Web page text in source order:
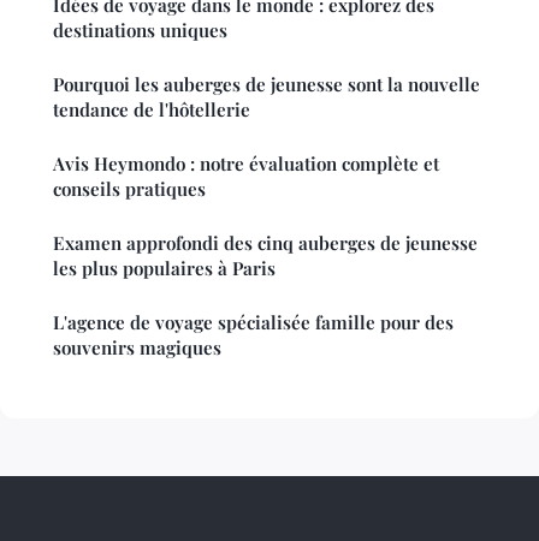
Idées de voyage dans le monde : explorez des
destinations uniques
Pourquoi les auberges de jeunesse sont la nouvelle
tendance de l'hôtellerie
Avis Heymondo : notre évaluation complète et
conseils pratiques
Examen approfondi des cinq auberges de jeunesse
les plus populaires à Paris
L'agence de voyage spécialisée famille pour des
souvenirs magiques